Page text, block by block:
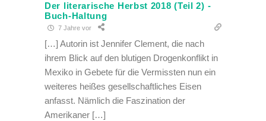
Der literarische Herbst 2018 (Teil 2) -
Buch-Haltung
7 Jahre vor
[…] Autorin ist Jennifer Clement, die nach
ihrem Blick auf den blutigen Drogenkonflikt in
Mexiko in Gebete für die Vermissten nun ein
weiteres heißes gesellschaftliches Eisen
anfasst. Nämlich die Faszination der
Amerikaner […]